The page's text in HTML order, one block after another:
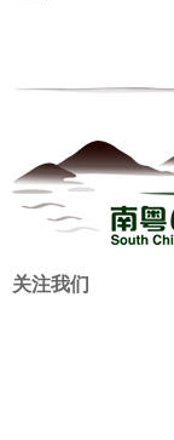
关注我们